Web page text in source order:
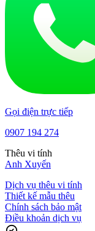
Gọi điện trực tiếp
0907 194 274
Thêu vi tính
Anh Xuyến
Dịch vụ thêu vi tính
Thiết kế mẫu thêu
Chính sách bảo mật
Điều khoản dịch vụ